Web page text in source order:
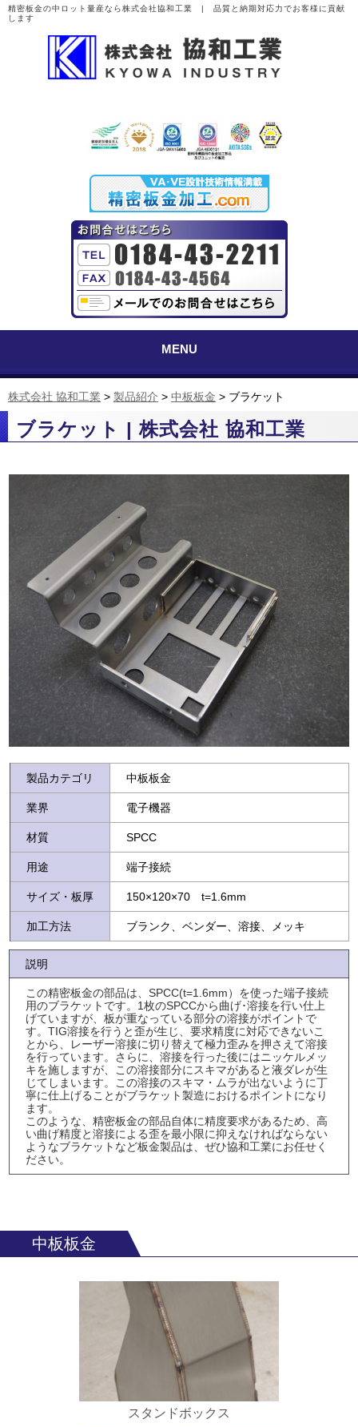
精密板金の中ロット量産なら株式会社協和工業 | 品質と納期対応力でお客様に貢献
します
MENU
株式会社 協和工業 > 製品紹介 > 中板板金 > ブラケット
ブラケット | 株式会社 協和工業
製品カテゴリ 中板板金
業界 電子機器
材質 SPCC
用途 端子接続
サイズ・板厚 150×120×70 t=1.6mm
加工方法 ブランク、ベンダー、溶接、メッキ
説明
この精密板金の部品は、SPCC(t=1.6mm）を使った端子接続
用のブラケットです。1枚のSPCCから曲げ･溶接を行い仕上
げていますが、板が重なっている部分の溶接がポイントで
す。TIG溶接を行うと歪が生じ、要求精度に対応できないこ
とから、レーザー溶接に切り替えて極力歪みを押さえて溶接
を行っています。さらに、溶接を行った後にはニッケルメッ
キを施しますが、この溶接部分にスキマがあると液ダレが生
じてしまいます。この溶接のスキマ・ムラが出ないように丁
寧に仕上げることがブラケット製造におけるポイントになり
ます。
このような、精密板金の部品自体に精度要求があるため、高
い曲げ精度と溶接による歪を最小限に抑えなければならない
ようなブラケットなど板金製品は、ぜひ協和工業にお任せく
ださい。
中板板金
スタンドボックス